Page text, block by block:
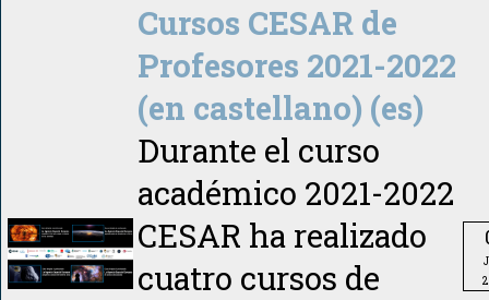
Cursos CESAR de
Profesores 2021-2022
(en castellano) (es)
Durante el curso
académico 2021-2022
CESAR ha realizado
cuatro cursos de